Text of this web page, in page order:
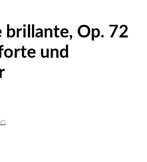
brillante, Op. 72
und